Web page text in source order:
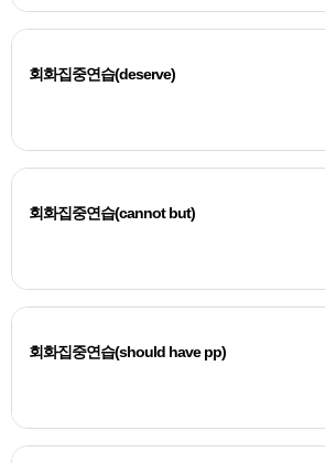
회화집중연습(deserve)
회화집중연습(cannot but)
회화집중연습(should have pp)